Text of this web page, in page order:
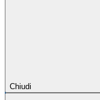
Chiudi